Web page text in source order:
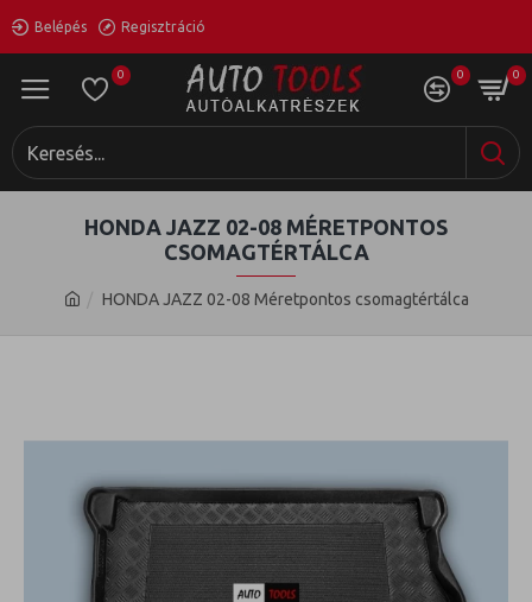
Belépés Regisztráció
0 0 0
HONDA JAZZ 02-08 Méretpontos csomagtértálca
HONDA JAZZ 02-08 MÉRETPONTOS
CSOMAGTÉRTÁLCA